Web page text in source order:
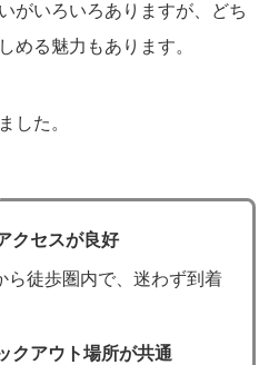
がいろいろありますが、どち
める魅力もあります。
した。
クセスが良好
ら徒歩圏内で、迷わず到着
クアウト場所が共通